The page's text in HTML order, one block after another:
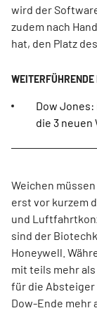
wird der
zudem nach
hat, den Platz
Dow Jones:
die 3 neuen
Weichen
erst vor kurzem
und
sind der
Honeywell.
mit teils mehr
für die Absteiger
Dow-Ende mehr